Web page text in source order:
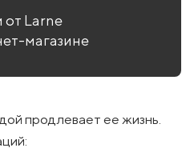
от Larne
магазине
продлевает ее жизнь.